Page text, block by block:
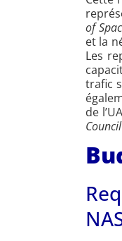
of
et la
Les
trafic
de
Council